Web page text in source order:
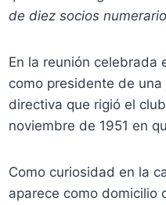
de diez socios
En la reunión
como presidente de
directiva que rigió el
noviembre de 1951 en
Como curiosidad en la
aparece como domicilio